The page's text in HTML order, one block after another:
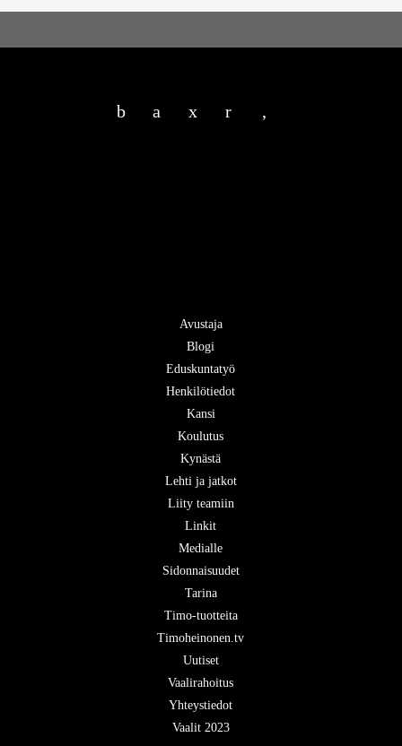
b a x r ,
Avustaja
Blogi
Eduskuntatyö
Henkilötiedot
Kansi
Koulutus
Kynästä
Lehti ja jatkot
Liity teamiin
Linkit
Medialle
Sidonnaisuudet
Tarina
Timo-tuotteita
Timoheinonen.tv
Uutiset
Vaalirahoitus
Yhteystiedot
Vaalit 2023